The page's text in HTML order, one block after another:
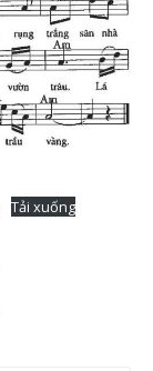
Tải xuống